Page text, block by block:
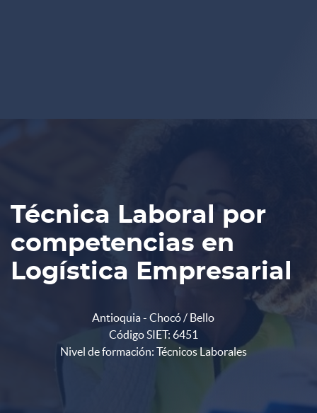
Técnica Laboral por
competencias en
Logística Empresarial
Antioquia - Chocó / Bello
Código SIET: 6451
Nivel de formación: Técnicos Laborales